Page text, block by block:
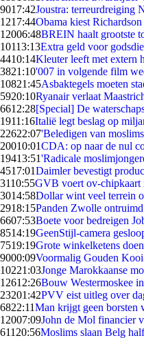
9017:42Joustra: terreurdreiging
1217:44Obama kiest
12006:48BREIN haalt grootste
10113:13Extra geld voor
4410:14Kleuter leeft met extern
3821:10'007 in volgende film
10821:45Asbaktegels moeten
5920:10Ryanair verlaat
6612:28[Special] De
1911:16Italië legt beslag op
22622:07'Beledigen van
20010:01CDA: op naar de nul
19413:51'Radicale
4517:01Daimler bevestigt
3110:55GVB voert ov-chipkaart
3014:58Dollar wint veel terrein
2918:15Panden Zwolle
6607:53Boete voor bedreigen
8514:19GeenStijl-camera
7519:19Grote winkelketens
9000:09Voormalig Gouden
10221:03Jonge Marokkaanse
12612:26Bouw Westermoskee
23201:42PVV eist uitleg over
6822:11Man krijgt geen borsten
12007:09John de Mol financier
611 20:56Moslims slaan Belg